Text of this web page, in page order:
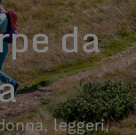
da
leggeri,